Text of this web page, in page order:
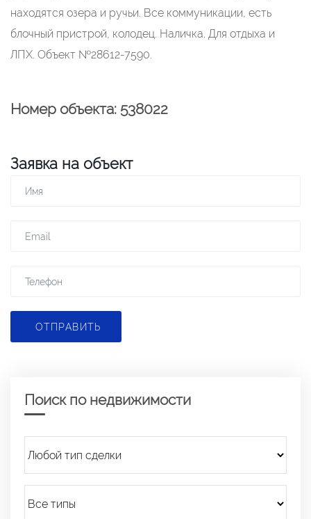
находятся озера и ручьи. Все коммуникации, есть
блочный пристрой, колодец. Наличка. Для отдыха и
ЛПХ. Объект №28612-7590.
Номер объекта: 538022
Заявка на объект
ОТПРАВИТЬ
Поиск по недвижимости